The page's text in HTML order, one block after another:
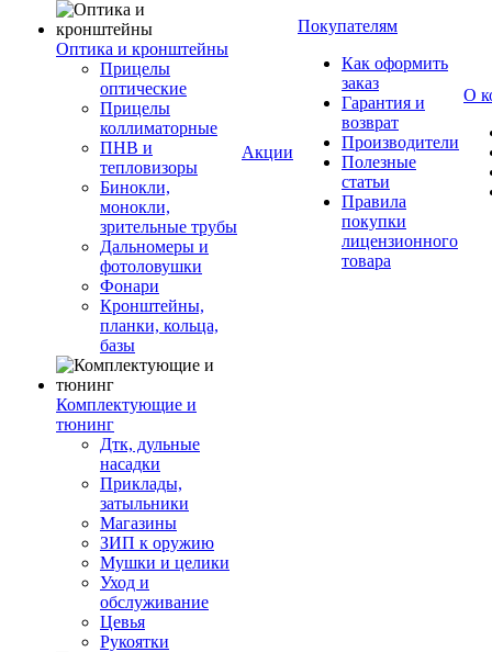
Оптика и кронштейны
Прицелы
оптические
Прицелы
коллиматорные
ПНВ и
тепловизоры
Бинокли,
монокли,
зрительные трубы
Дальномеры и
фотоловушки
Фонари
Кронштейны,
планки, кольца,
базы
Комплектующие и
тюнинг
Дтк, дульные
насадки
Приклады,
затыльники
Магазины
ЗИП к оружию
Мушки и целики
Уход и
обслуживание
Цевья
Рукоятки
Акции
Покупателям
Как оформить
заказ
Гарантия и
возврат
Производители
Полезные
статьи
Правила
покупки
лицензионного
товара
О